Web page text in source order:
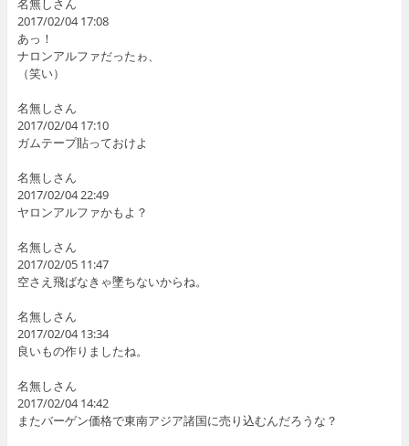
名無しさん
2017/02/04 17:08
あっ！
ナロンアルファだったゎ、
（笑い）
名無しさん
2017/02/04 17:10
ガムテープ貼っておけよ
名無しさん
2017/02/04 22:49
ヤロンアルファかもよ？
名無しさん
2017/02/05 11:47
空さえ飛ばなきゃ墜ちないからね。
名無しさん
2017/02/04 13:34
良いもの作りましたね。
名無しさん
2017/02/04 14:42
またバーゲン価格で東南アジア諸国に売り込むんだろうな？